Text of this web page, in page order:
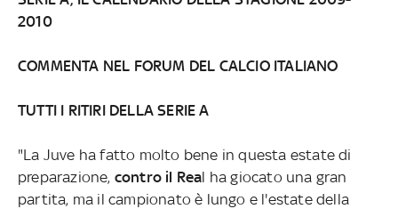
2010
COMMENTA NEL FORUM DEL CALCIO ITALIANO
TUTTI I RITIRI DELLA SERIE A
"La Juve ha fatto molto bene in questa estate di
preparazione, contro il Real ha giocato una gran
partita, ma il campionato è lungo e l'estate della